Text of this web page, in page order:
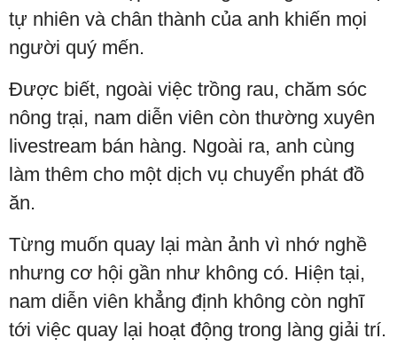
tự nhiên và chân thành của anh khiến mọi
người quý mến.
Được biết, ngoài việc trồng rau, chăm sóc
nông trại, nam diễn viên còn thường xuyên
livestream bán hàng. Ngoài ra, anh cùng
làm thêm cho một dịch vụ chuyển phát đồ
ăn.
Từng muốn quay lại màn ảnh vì nhớ nghề
nhưng cơ hội gần như không có. Hiện tại,
nam diễn viên khẳng định không còn nghĩ
tới việc quay lại hoạt động trong làng giải trí.